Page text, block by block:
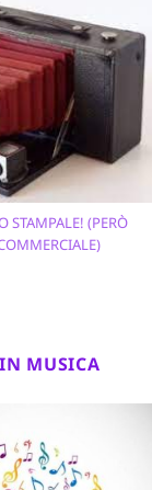
STAMPALE! (PERÒ
MUSICA